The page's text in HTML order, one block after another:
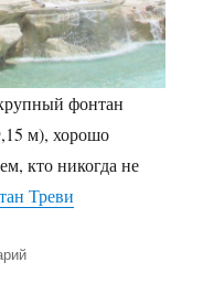
фонтан
м), хорошо
кто никогда не
Треви
к